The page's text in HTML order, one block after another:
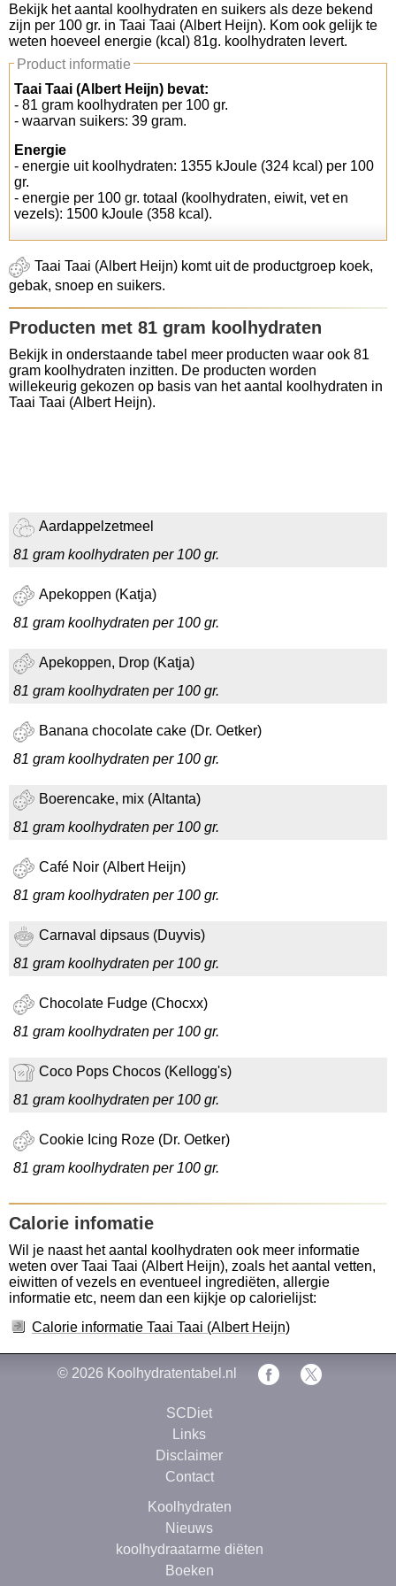
Koolhydraten tellen
Links
Bekijk het aantal koolhydraten en suikers als deze bekend
zijn per 100 gr. in Taai Taai (Albert Heijn). Kom ook gelijk te
weten hoeveel energie (kcal) 81g. koolhydraten levert.
Product informatie
Taai Taai (Albert Heijn) bevat:
- 81 gram koolhydraten per 100 gr.
- waarvan suikers: 39 gram.
Energie
- energie uit koolhydraten: 1355 kJoule (324 kcal) per 100
gr.
- energie per 100 gr. totaal (koolhydraten, eiwit, vet en
vezels): 1500 kJoule (358 kcal).
Taai Taai (Albert Heijn) komt uit de productgroep koek,
gebak, snoep en suikers.
Producten met 81 gram koolhydraten
Bekijk in onderstaande tabel meer producten waar ook 81
gram koolhydraten inzitten. De producten worden
willekeurig gekozen op basis van het aantal koolhydraten in
Taai Taai (Albert Heijn).
Aardappelzetmeel
81 gram koolhydraten per 100 gr.
Apekoppen (Katja)
81 gram koolhydraten per 100 gr.
Apekoppen, Drop (Katja)
81 gram koolhydraten per 100 gr.
Banana chocolate cake (Dr. Oetker)
81 gram koolhydraten per 100 gr.
Boerencake, mix (Altanta)
81 gram koolhydraten per 100 gr.
Café Noir (Albert Heijn)
81 gram koolhydraten per 100 gr.
Carnaval dipsaus (Duyvis)
81 gram koolhydraten per 100 gr.
Chocolate Fudge (Chocxx)
81 gram koolhydraten per 100 gr.
Coco Pops Chocos (Kellogg's)
81 gram koolhydraten per 100 gr.
Cookie Icing Roze (Dr. Oetker)
81 gram koolhydraten per 100 gr.
Calorie infomatie
Wil je naast het aantal koolhydraten ook meer informatie
weten over Taai Taai (Albert Heijn), zoals het aantal vetten,
eiwitten of vezels en eventueel ingrediëten, allergie
informatie etc, neem dan een kijkje op calorielijst:
Calorie informatie Taai Taai (Albert Heijn)
© 2026 Koolhydratentabel.nl
SCDiet
Links
Disclaimer
Contact
Koolhydraten
Nieuws
koolhydraatarme diëten
Boeken